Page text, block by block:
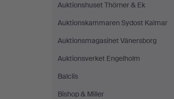
Auktionshuset Thörner & Ek
Auktionskammaren Sydost Kalmar
Auktionsmagasinet Vänersborg
Auktionsverket Engelholm
Balclis
Bishop & Miller